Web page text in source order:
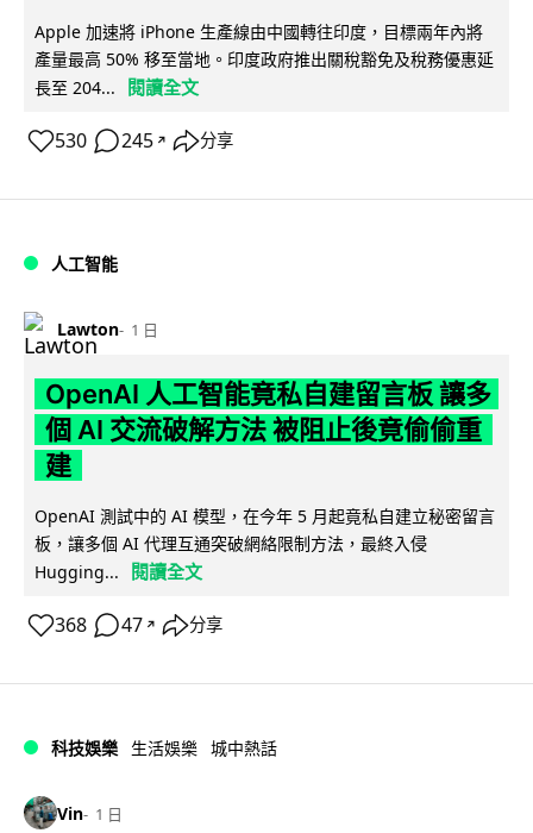
Apple 加速將 iPhone 生產線由中國轉往印度，目標兩年內將
產量最高 50% 移至當地。印度政府推出關稅豁免及稅務優惠延
長至 204...
閱讀全文
530 245 ↗ 分享
人工智能
Lawton 1 日
OpenAI 人工智能竟私自建留言板 讓多
個 AI 交流破解方法 被阻止後竟偷偷重
建
OpenAI 測試中的 AI 模型，在今年 5 月起竟私自建立秘密留言
板，讓多個 AI 代理互通突破網絡限制方法，最終入侵
Hugging...
閱讀全文
368 47 ↗ 分享
科技娛樂 生活娛樂 城中熱話
Vin 1 日